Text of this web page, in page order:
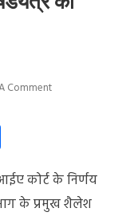
CommentOn
कर
रही
कोर्ट के निर्णय
के प्रमुख शैलेश